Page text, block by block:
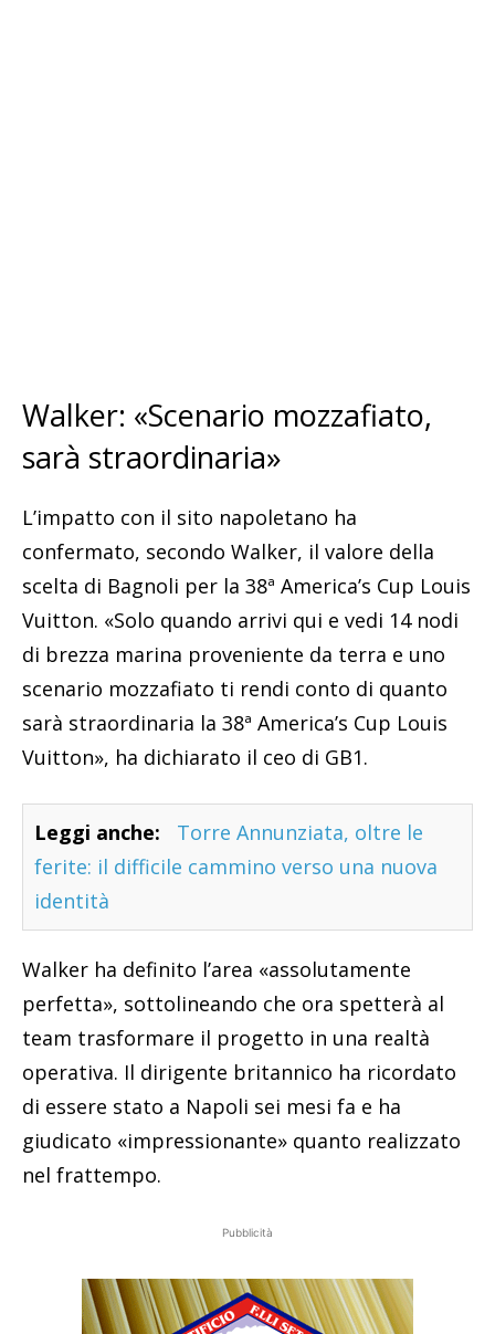
Walker: «Scenario mozzafiato,
sarà straordinaria»
L’impatto con il sito napoletano ha
confermato, secondo Walker, il valore della
scelta di Bagnoli per la 38ª America’s Cup Louis
Vuitton. «Solo quando arrivi qui e vedi 14 nodi
di brezza marina proveniente da terra e uno
scenario mozzafiato ti rendi conto di quanto
sarà straordinaria la 38ª America’s Cup Louis
Vuitton», ha dichiarato il ceo di GB1.
Leggi anche:
Torre Annunziata, oltre le
ferite: il difficile cammino verso una nuova
identità
Walker ha definito l’area «assolutamente
perfetta», sottolineando che ora spetterà al
team trasformare il progetto in una realtà
operativa. Il dirigente britannico ha ricordato
di essere stato a Napoli sei mesi fa e ha
giudicato «impressionante» quanto realizzato
nel frattempo.
Pubblicità